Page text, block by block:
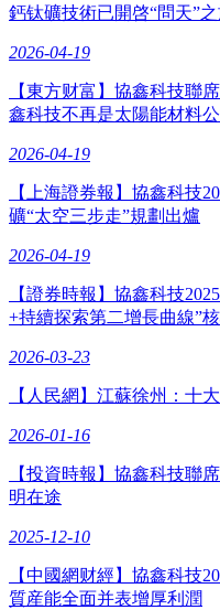
鈣钛礦技術已開啓“問天”
2026-04-19
【東方财富】協鑫科技聯
鑫科技不再是太陽能材料公
2026-04-19
【上海證券報】協鑫科技
礦“太空三步走”規劃出爐
2026-04-19
【證券時報】協鑫科技
+持續探索第二增長曲線”
2026-03-23
【人民網】江蘇徐州：十
2026-01-16
【投資時報】協鑫科技聯
明在途
2025-12-10
【中國網财經】協鑫科技
質産能全面并表增厚利潤